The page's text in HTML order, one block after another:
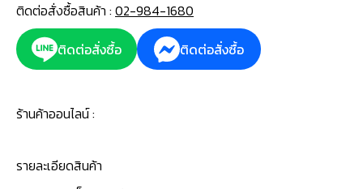
ติดต่อสั่งซื้อสินค้า : 02-984-1680
ติดต่อสั่งซื้อ
ติดต่อสั่งซื้อ
ร้านค้าออนไลน์ :
รายละเอียดสินค้า